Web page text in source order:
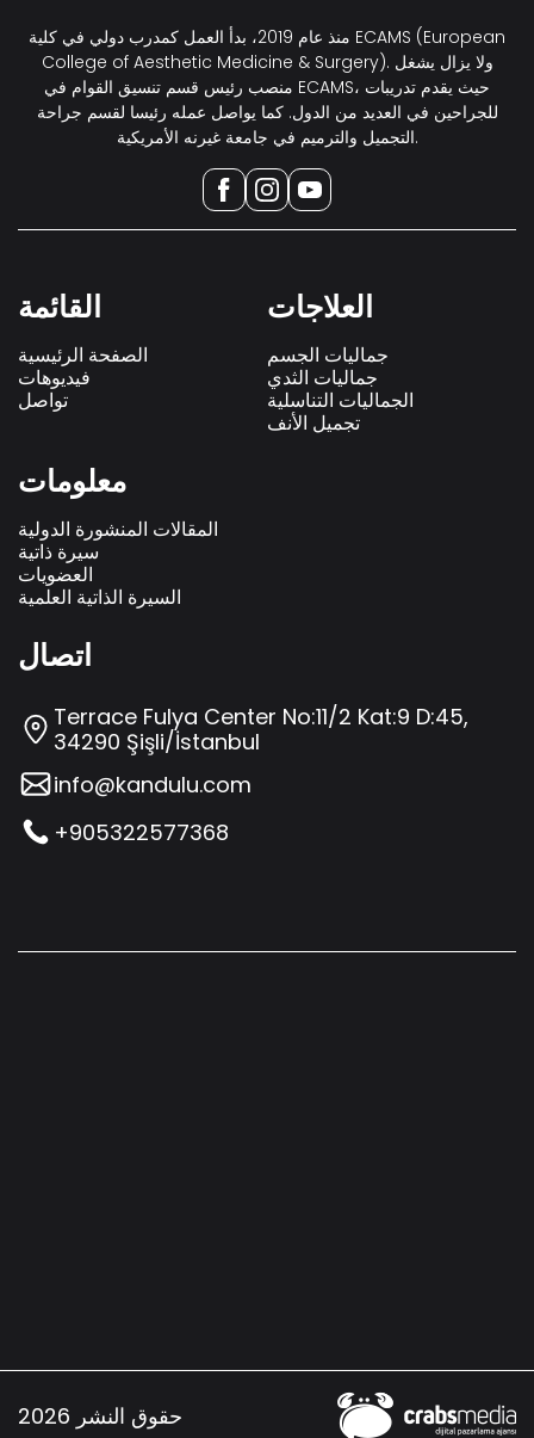
منذ عام 2019، بدأ العمل كمدرب دولي في كلية ECAMS (European
College of Aesthetic Medicine & Surgery). ولا يزال يشغل
منصب رئيس قسم تنسيق القوام في ECAMS، حيث يقدم تدريبات
للجراحين في العديد من الدول. كما يواصل عمله رئيسا لقسم جراحة
التجميل والترميم في جامعة غيرنه الأمريكية.
القائمة
الصفحة الرئيسية
فيديوهات
تواصل
العلاجات
جماليات الجسم
جماليات الثدي
الجماليات التناسلية
تجميل الأنف
معلومات
المقالات المنشورة الدولية
سيرة ذاتية
العضويات
السيرة الذاتية العلمية
اتصال
Terrace Fulya Center No:11/2 Kat:9 D:45,
34290 Şişli/İstanbul
info@kandulu.com
+905322577368
حقوق النشر 2026